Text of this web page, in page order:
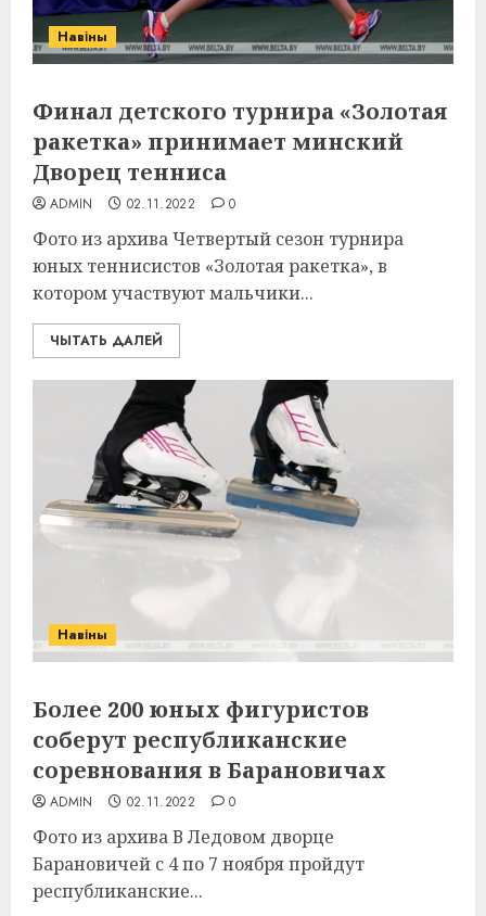
Навіны
Финал детского турнира «Золотая
ракетка» принимает минский
Дворец тенниса
ADMIN 02.11.2022 0
Фото из архива Четвертый сезон турнира
юных теннисистов «Золотая ракетка», в
котором участвуют мальчики...
ЧЫТАТЬ ДАЛЕЙ
Навіны
Более 200 юных фигуристов
соберут республиканские
соревнования в Барановичах
ADMIN 02.11.2022 0
Фото из архива В Ледовом дворце
Барановичей с 4 по 7 ноября пройдут
республиканские...